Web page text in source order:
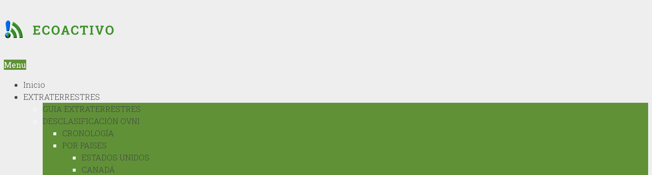
Menu
Inicio
EXTRATERRESTRES
GUIA EXTRATERRESTRES
DESCLASIFICACIÓN OVNI
CRONOLOGÍA
POR PAISES
ESTADOS UNIDOS
CANADÁ